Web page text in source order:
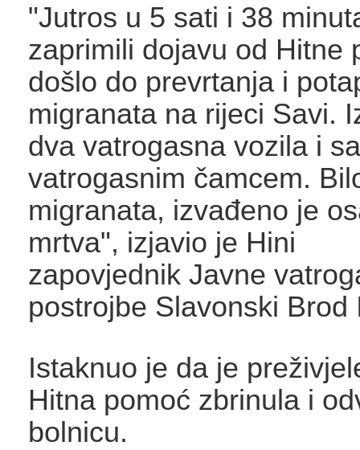
"Jutros u 5 sati i 38
zaprimili dojavu od Hitne
došlo do prevrtanja i
migranata na rijeci Savi.
dva vatrogasna vozila i sa
vatrogasnim čamcem.
migranata, izvađeno je
mrtva", izjavio je Hini
zapovjednik Javne
postrojbe Slavonski
Istaknuo je da je
Hitna pomoć zbrinula i
bolnicu.